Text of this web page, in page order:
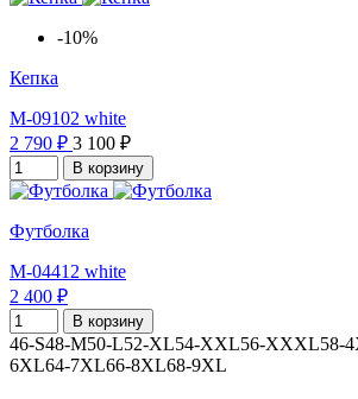
-10%
Кепка
M-09102 white
2 790 ₽ 3 100 ₽
В корзину
Футболка
M-04412 white
2 400 ₽
В корзину
46-S48-M50-L52-XL54-XXL56-XXXL58-
6XL64-7XL66-8XL68-9XL